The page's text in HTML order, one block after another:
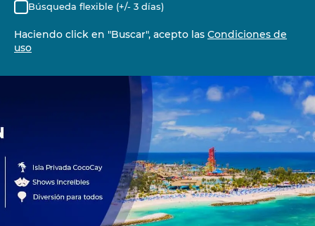
Búsqueda flexible (+/- 3 días)
Haciendo click en "Buscar", acepto las Condiciones de
uso